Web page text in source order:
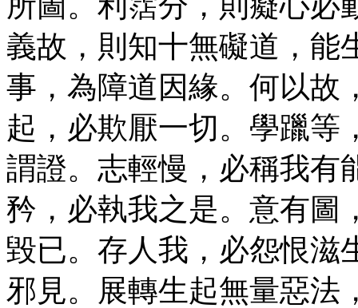
義故，則知十無礙道，能
事，為障道因緣。何以故
起，必欺厭一切。學躐等
謂證。志輕慢，必稱我有
矜，必執我之是。意有圖
毀已。存人我，必怨恨滋
邪見。展轉生起無量惡法